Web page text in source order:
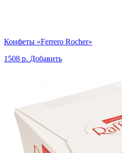
Конфеты «Ferrero Rocher»
1508 р. Добавить